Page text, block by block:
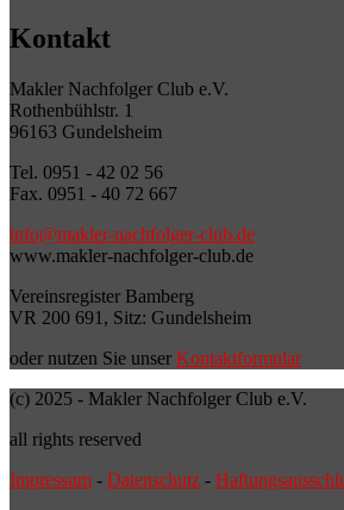
Kontakt
Makler Nachfolger Club e.V.
Rothenbühlstr. 1
96163 Gundelsheim
Tel. 0951 - 42 02 56
Fax. 0951 - 40 72 667
info@makler-nachfolger-club.de
www.makler-nachfolger-club.de
Vereinsregister Bamberg
VR 200 691, Sitz: Gundelsheim
oder nutzen Sie unser Kontaktformular
(c) 2025 - Makler Nachfolger Club e.V.
all rights reserved
Impressum - Datenschutz -